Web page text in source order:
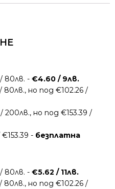
80лв. - €4.60 / 9лв.
но под €102.26 /
200лв., но под €153.39 /
- безплатна
80лв. - €5.62 / 11лв.
но под €102.26 /